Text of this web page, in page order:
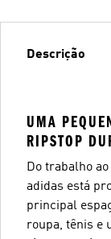
Descrição
UMA
RIPSTOP
Do trabalho
adidas está
principal
roupa, tênis e